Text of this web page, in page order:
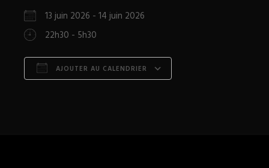
13 juin 2026 - 14 juin 2026
22h30 - 5h30
AJOUTER AU CALENDRIER